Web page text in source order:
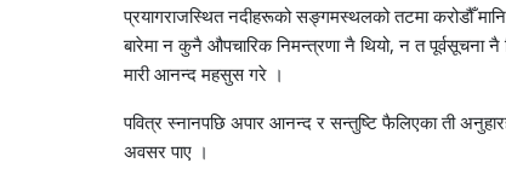
प्रयागराजस्थित नदीहरूको सङ्गमस्थलको तटमा करोडौँ
बारेमा न कुनै औपचारिक निमन्त्रणा नै थियो, न त पूर्वसूचना
मारी आनन्द महसुस गरे ।
पवित्र स्नानपछि अपार आनन्द र सन्तुष्टि फैलिएका ती
अवसर पाए ।